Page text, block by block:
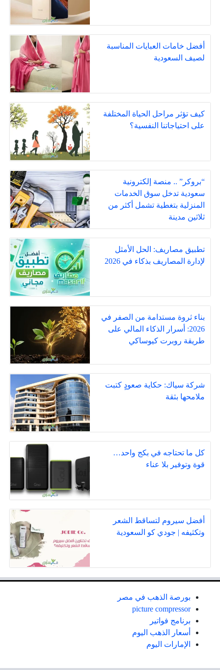
أفضل خامات العبايات المناسبة
لصيف السعودية
كيف تؤثر مراحل الحياة المختلفة
على احتياجاتنا النفسية؟
“بروكر” .. منصة إلكترونية
سعودية تدخل سوق الخدمات
المنزلية بتغطية تشمل أكثر من
ثلاثين مدينة
تطبيق مصاريف: الحل الأمثل
لإدارة المصاريف بذكاء في 2026
بناء ثروة مستدامة من الصفر في
2026: أسرار الذكاء المالي على
طريقة روبرت كيوساكي
شركة سياك: حكاية صعودٍ كتبت
ملامحها بثقة
كل ما تحتاجه في بكج واحد…
قوة وتوفير بلا عناء
أفضل سيروم لتساقط الشعر
وتكثيفه | جودي كو السعودية
بورصة الذهب في مصر
picture compressor
برنامج فواتير
أسعار الذهب اليوم
الإمارات اليوم